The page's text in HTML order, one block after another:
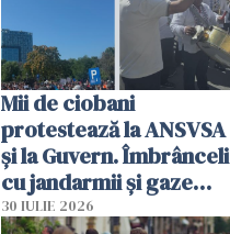
Mii de ciobani
protestează la ANSVSA
și la Guvern. Îmbrânceli
cu jandarmii și gaze
lacrimogene
30 IULIE 2026